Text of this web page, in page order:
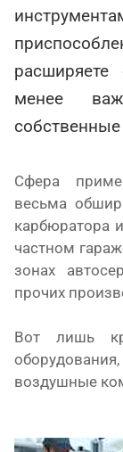
менее
Сфера
весьма
карбюратора
частном
зонах
прочих
Вот лишь
воздушные